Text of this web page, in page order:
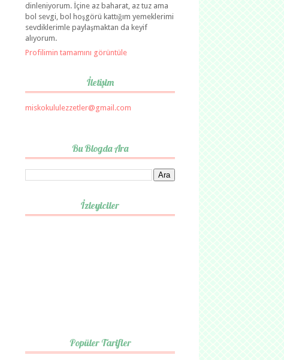
dinleniyorum. İçine az baharat, az tuz ama
bol sevgi, bol hoşgörü kattığım yemeklerimi
sevdiklerimle paylaşmaktan da keyif
alıyorum.
Profilimin tamamını görüntüle
İletişim
miskokululezzetler@gmail.com
Bu Blogda Ara
İzleyiciler
Popüler Tarifler